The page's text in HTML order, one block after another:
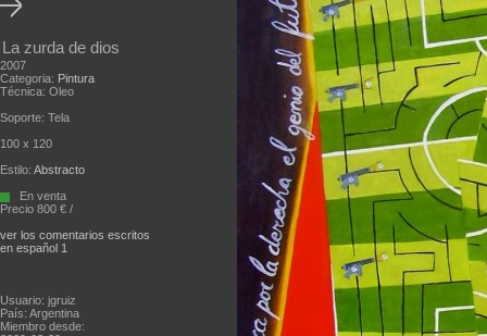
La zurda de dios
2007
Categoria: Pintura
Técnica: Oleo
Soporte: Tela
100 x 120
Estilo: Abstracto
En venta
Precio 800 € /
ver los comentarios escritos
en español 1
Usuario: jgruiz
País: Argentina
Miembro desde: